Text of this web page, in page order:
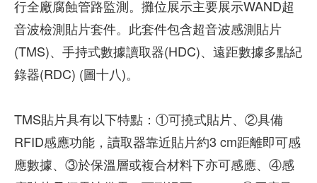
行全廠腐蝕管路監測。攤位展示主要展示WAND超
音波檢測貼片套件。此套件包含超音波感測貼片
(TMS)、手持式數據讀取器(HDC)、遠距數據多點紀
錄器(RDC) (圖十八)。
TMS貼片具有以下特點：①可撓式貼片、②具備
RFID感應功能，讀取器靠近貼片約3 cm距離即可感
應數據、③於保溫層或複合材料下亦可感應、④感